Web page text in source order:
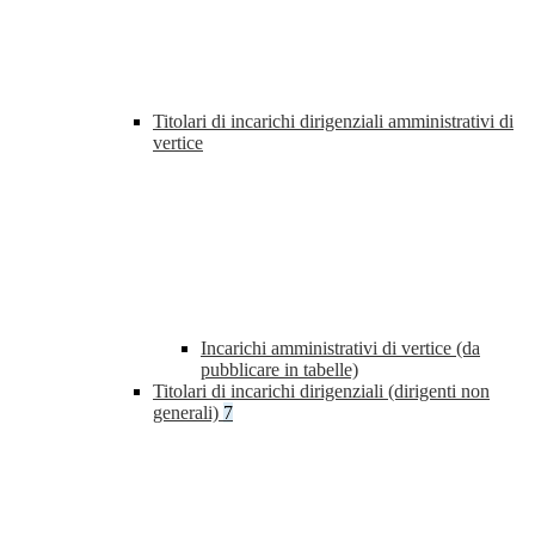
Titolari di incarichi dirigenziali amministrativi di
vertice
Incarichi amministrativi di vertice (da
pubblicare in tabelle)
Titolari di incarichi dirigenziali (dirigenti non
generali) 7